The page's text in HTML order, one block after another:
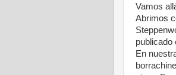
Vamos
Abrimos
publicado
En